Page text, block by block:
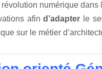
numérique dans
afind’adapter le
sur le métier